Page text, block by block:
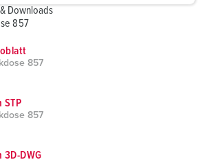
Downloads
857
857
STP
857
3D-DWG